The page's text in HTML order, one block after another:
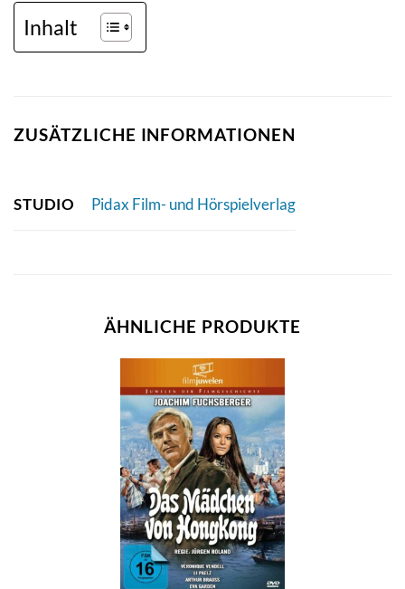
Inhalt
ZUSÄTZLICHE INFORMATIONEN
STUDIO Pidax Film- und Hörspielverlag
ÄHNLICHE PRODUKTE